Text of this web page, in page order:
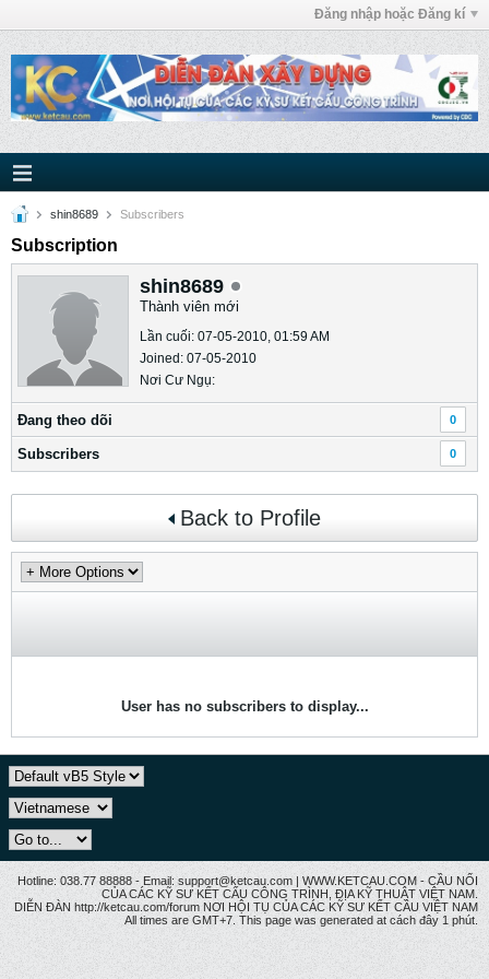
Đăng nhập hoặc Đăng kí
shin8689 Subscribers
Subscription
shin8689
Thành viên mới
Lần cuối: 07-05-2010, 01:59 AM
Joined: 07-05-2010
Nơi Cư Ngụ:
Ðang theo dõi 0
Subscribers 0
Back to Profile
User has no subscribers to display...
Hotline: 038.77 88888 - Email: support@ketcau.com | WWW.KETCAU.COM - CẦU NỐI
CỦA CÁC KỸ SƯ KẾT CẤU CÔNG TRÌNH, ĐỊA KỸ THUẬT VIỆT NAM.
DIỄN ĐÀN http://ketcau.com/forum NƠI HỘI TỤ CỦA CÁC KỸ SƯ KẾT CÂU VIỆT NAM
All times are GMT+7. This page was generated at cách đây 1 phút.